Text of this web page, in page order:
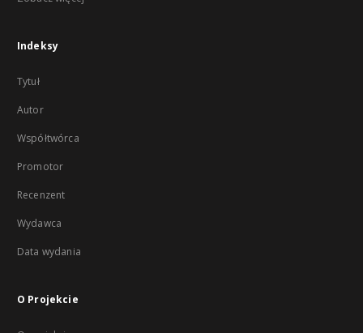
Indeksy
Tytuł
Autor
Współtwórca
Promotor
Recenzent
Wydawca
Data wydania
O Projekcie